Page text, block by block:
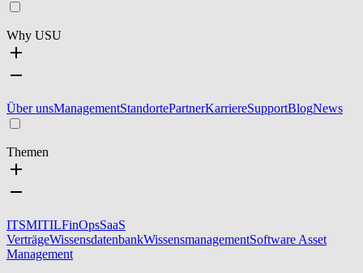
Why USU
Über unsManagementStandortePartnerKarriereSupportBlogNews
Themen
ITSMITILFinOpsSaaS
VerträgeWissensdatenbankWissensmanagementSoftware Asset
Management